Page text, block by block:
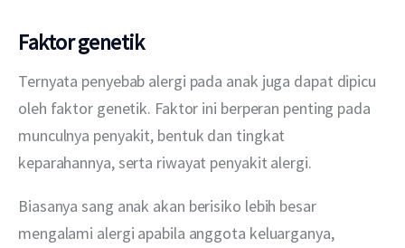
Faktor genetik
Ternyata penyebab alergi pada anak juga dapat dipicu
oleh faktor genetik. Faktor ini berperan penting pada
munculnya penyakit, bentuk dan tingkat
keparahannya, serta riwayat penyakit alergi.
Biasanya sang anak akan berisiko lebih besar
mengalami alergi apabila anggota keluarganya,